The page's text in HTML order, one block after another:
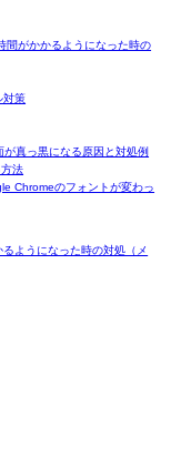
間がかかるようになった時の
対策
真っ黒になる原因と対処例
法
Chromeのフォントが変わっ
ようになった時の対処（メ